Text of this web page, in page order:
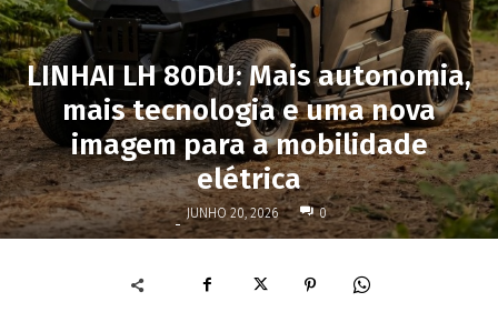
LINHAI LH 80DU: Mais autonomia,
mais tecnologia e uma nova
imagem para a mobilidade
elétrica
- JUNHO 20, 2026 0